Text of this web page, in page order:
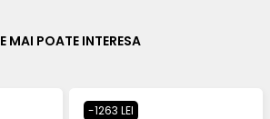
MAI POATE INTERESA
-1263 LEI